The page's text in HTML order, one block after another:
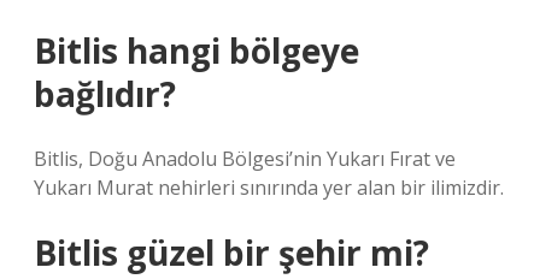
Bitlis hangi bölgeye
bağlıdır?
Bitlis, Doğu Anadolu Bölgesi’nin Yukarı Fırat ve
Yukarı Murat nehirleri sınırında yer alan bir ilimizdir.
Bitlis güzel bir şehir mi?